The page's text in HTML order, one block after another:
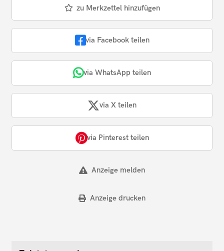
zu Merkzettel hinzufügen
via Facebook teilen
via WhatsApp teilen
via X teilen
via Pinterest teilen
Anzeige melden
Anzeige drucken